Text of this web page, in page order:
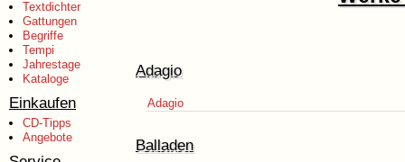
Textdichter
Gattungen
Begriffe
Tempi
Jahrestage
Kataloge
Einkaufen
CD-Tipps
Angebote
Adagio
Adagio
Balladen